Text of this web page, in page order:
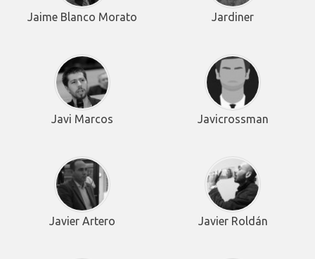
Jaime Blanco Morato Jardiner
Javi Marcos Javicrossman
Javier Artero Javier Roldán